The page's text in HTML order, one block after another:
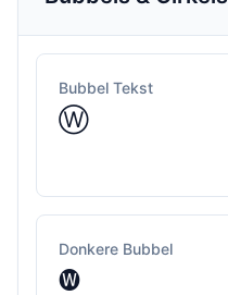
Bubbel Tekst
Ⓦ
Donkere Bubbel
🅦